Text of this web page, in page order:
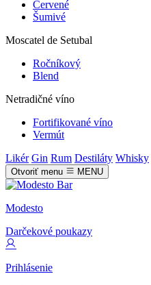
Červené
Šumivé
Moscatel de Setubal
Ročníkový
Blend
Netradičné víno
Fortifikované víno
Vermút
Likér Gin Rum Destiláty Whisky
Otvoriť menu MENU
Modesto
Darčekové poukazy
Prihlásenie